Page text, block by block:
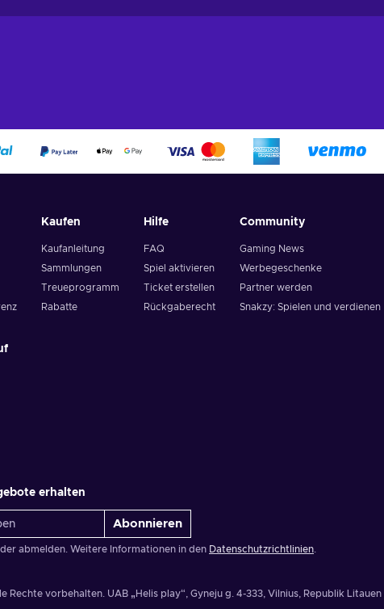
Kaufen
Kaufanleitung
Sammlungen
Treueprogramm
Rabatte
Hilfe
FAQ
Spiel aktivieren
Ticket erstellen
Rückgaberecht
Community
Gaming News
Werbegeschenke
Partner werden
Snakzy: Spielen und verdienen
erhalten
Abonnieren
abmelden. Weitere Informationen in den Datenschutzrichtlinien
Rechte vorbehalten. UAB „Helis play“, Gyneju g. 4-333, Vilnius, Republik Litauen